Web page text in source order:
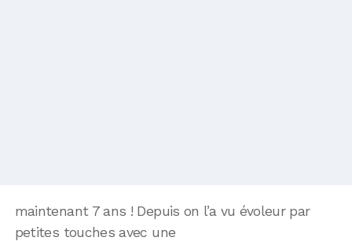
maintenant 7 ans ! Depuis on l’a vu évoleur par
petites touches avec une